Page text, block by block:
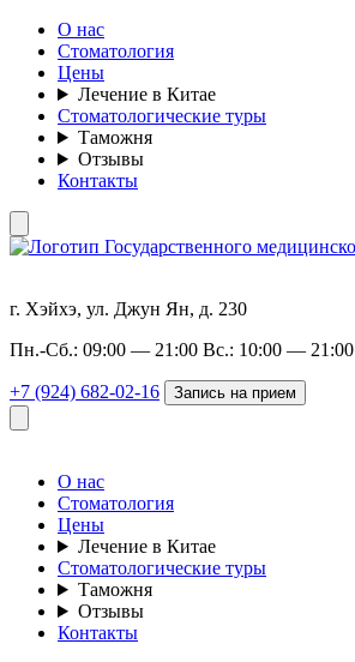
О нас
Стоматология
Цены
Лечение в Китае
Стоматологические туры
Таможня
Отзывы
Контакты
г. Хэйхэ, ул. Джун Ян, д. 230
Пн.-Сб.: 09:00 — 21:00 Вс.: 10:00 — 21:00
+7 (924) 682-02-16 Запись на прием
О нас
Стоматология
Цены
Лечение в Китае
Стоматологические туры
Таможня
Отзывы
Контакты